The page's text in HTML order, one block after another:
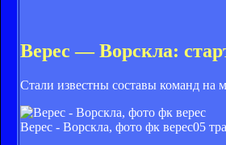
Верес — Ворскла:
Стали известны составы команд на
Верес - Ворскла, фото фк верес05